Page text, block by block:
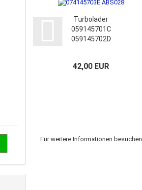
Turbolader
059145701C
059145702D
Liter 074145701D
42,00 EUR
Für weitere Informationen